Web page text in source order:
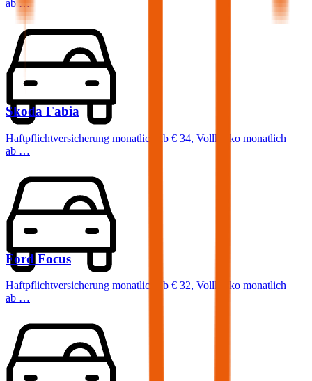
ab …
Skoda Fabia
Haftpflichtversicherung monatlich ab € 34, Vollkasko monatlich
ab …
Ford Focus
Haftpflichtversicherung monatlich ab € 32, Vollkasko monatlich
ab …